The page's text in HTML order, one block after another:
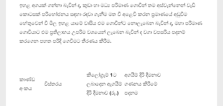
ඉහළ අගයක් ගන්නා බැවින් ද, කුඩා හා මධ්‍ය පරිමාණ ගොවීන් තම අස්වැන්නෙන් වැඩි
කොටසක් පරිභෝජනය සඳහා රඳවා ගැනීම මත වී අළෙවි කරන ප්‍රමාණයේ අඩුවීම
හේතුවෙන් වී මිල ඉහළ යාමේ වාසිය එම ගොවීන්ට නොලැබෙන බැවින් ද, මහා පරිමාණ
ගොවියාට එම ප්‍රතිලාභය උපරිම වශයෙන් ලැබෙන බැවින් ද වගා වපසරිය පදනම්
කරගෙන පහත පරිදි ගෙවීමට තීරණය කිරීම.
කාණ්ඩ
අංකය
විස්තරය
කිලෝග්‍රෑම් 1ට
ලබාදෙන ඇගයීම්
දිරි දීමනාව (රු.)
අගයීම් දිරි දීමනාව
ගණනය කිරීමේ
පදනම